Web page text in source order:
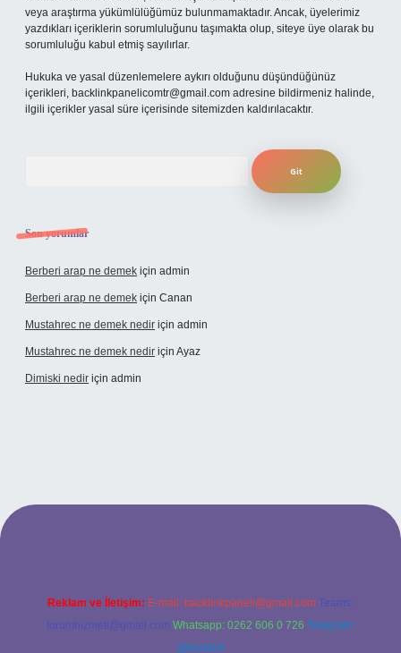
veya araştırma yükümlülüğümüz bulunmamaktadır. Ancak, üyelerimiz
yazdıkları içeriklerin sorumluluğunu taşımakta olup, siteye üye olarak bu
sorumluluğu kabul etmiş sayılırlar.
Hukuka ve yasal düzenlemelere aykırı olduğunu düşündüğünüz
içerikleri, backlinkpanelicomtr@gmail.com adresine bildirmeniz halinde,
ilgili içerikler yasal süre içerisinde sitemizden kaldırılacaktır.
Son yorumlar
Berberi arap ne demek için admin
Berberi arap ne demek için Canan
Mustahrec ne demek nedir için admin
Mustahrec ne demek nedir için Ayaz
Dimiski nedir için admin
Reklam ve İletişim: E-mail: backlinkpaneli@gmail.com Teams:
forumhizmeti@gmail.com Whatsapp: 0262 606 0 726 Telegram:
@karabul